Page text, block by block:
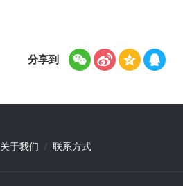
分享到
关于我们 / 联系方式